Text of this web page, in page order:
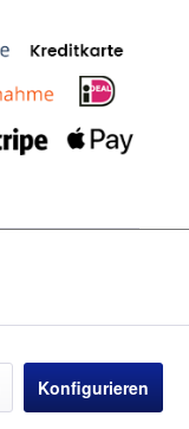
Konfigurieren